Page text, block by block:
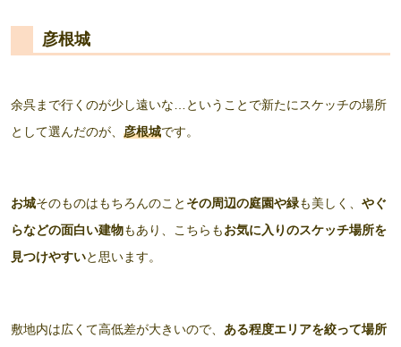
彦根城
余呉まで行くのが少し遠いな…ということで新たにスケッチの場所
として選んだのが、 彦根城です。
お城そのものはもちろんのこと その周辺の庭園や緑も美しく、 やぐ
らなどの面白い建物もあり、こちらもお気に入りのスケッチ場所を
見つけやすいと思います。
敷地内は広くて高低差が大きいので、 ある程度エリアを絞って場所